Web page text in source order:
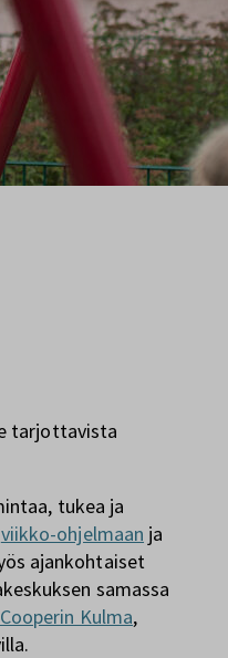
tarjottavista
tukea ja
viikko-ohjelmaan ja
ajankohtaiset
samassa
Kulma,